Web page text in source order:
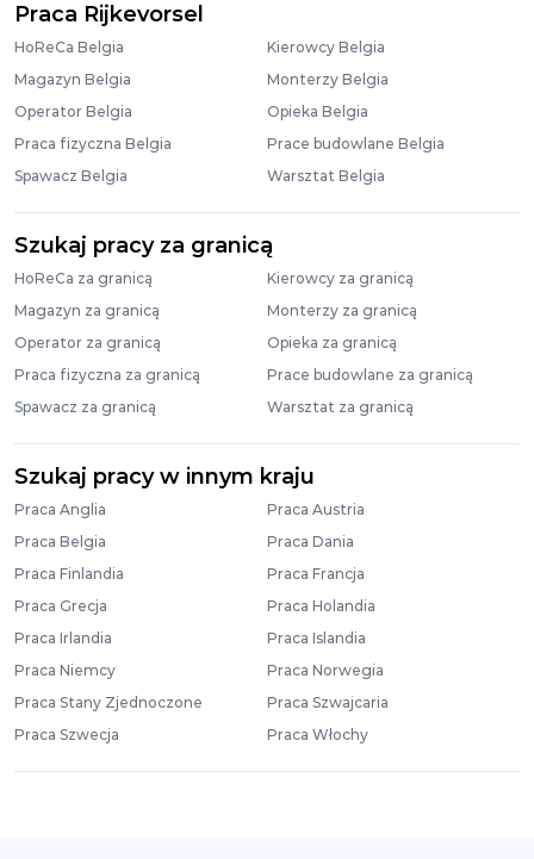
Praca Rijkevorsel
HoReCa Belgia
Kierowcy Belgia
Magazyn Belgia
Monterzy Belgia
Operator Belgia
Opieka Belgia
Praca fizyczna Belgia
Prace budowlane Belgia
Spawacz Belgia
Warsztat Belgia
Szukaj pracy za granicą
HoReCa za granicą
Kierowcy za granicą
Magazyn za granicą
Monterzy za granicą
Operator za granicą
Opieka za granicą
Praca fizyczna za granicą
Prace budowlane za granicą
Spawacz za granicą
Warsztat za granicą
Szukaj pracy w innym kraju
Praca Anglia
Praca Austria
Praca Belgia
Praca Dania
Praca Finlandia
Praca Francja
Praca Grecja
Praca Holandia
Praca Irlandia
Praca Islandia
Praca Niemcy
Praca Norwegia
Praca Stany Zjednoczone
Praca Szwajcaria
Praca Szwecja
Praca Włochy